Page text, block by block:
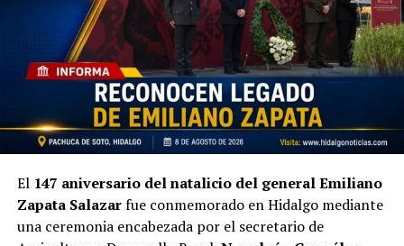
El 147 aniversario del natalicio del general Emiliano
Zapata Salazarfue conmemorado en Hidalgo mediante
una ceremonia encabezada por el secretario de